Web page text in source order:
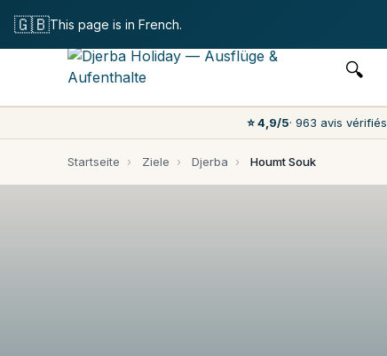
🔍
⭐ 4,9/5· 963 avis vérifiés
Startseite › Ziele › Djerba › Houmt Souk
🇬🇧This page is in French.